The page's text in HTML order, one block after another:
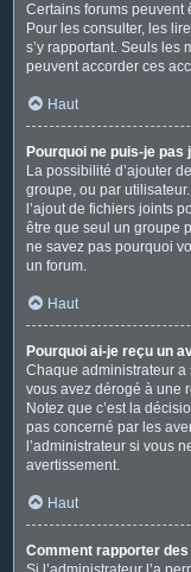
Certains forums peuvent
Pour les consulter, les
s’y rapportant. Seuls les
peuvent accorder ces
Haut
Pourquoi ne puis-je
La possibilité d’ajouter
groupe, ou par
l’ajout de fichiers joints
être que seul un groupe
ne savez pas pourquoi
un forum.
Haut
Pourquoi ai-je reçu un
Chaque administrateur
vous avez dérogé à une
Notez que c’est la
pas concerné par les
l’administrateur si vous
avertissement.
Haut
Comment rapporter